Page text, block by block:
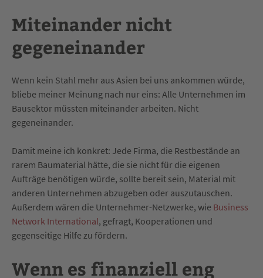
Miteinander nicht
gegeneinander
Wenn kein Stahl mehr aus Asien bei uns ankommen würde,
bliebe meiner Meinung nach nur eins: Alle Unternehmen im
Bausektor müssten miteinander arbeiten. Nicht
gegeneinander.
Damit meine ich konkret: Jede Firma, die Restbestände an
rarem Baumaterial hätte, die sie nicht für die eigenen
Aufträge benötigen würde, sollte bereit sein, Material mit
anderen Unternehmen abzugeben oder auszutauschen.
Außerdem wären die Unternehmer-Netzwerke, wie Business
Network International, gefragt, Kooperationen und
gegenseitige Hilfe zu fördern.
Wenn es finanziell eng